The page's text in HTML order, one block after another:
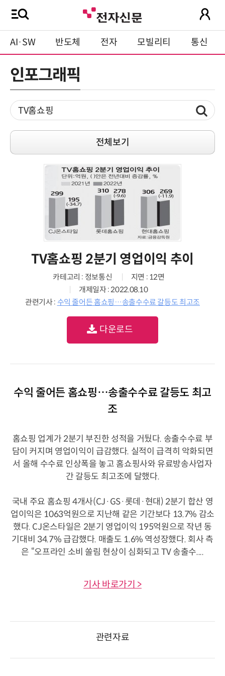
AI·SW 반도체 전자 모빌리티 통신
인포그래픽
전체보기
TV홈쇼핑 2분기 영업이익 추이
카테고리 : 정보통신
지면 : 12면
개제일자 : 2022.08.10
관련기사 : 수익 줄어든 홈쇼핑…송출수수료 갈등도 최고조
다운로드
수익 줄어든 홈쇼핑…송출수수료 갈등도 최고
조
홈쇼핑 업계가 2분기 부진한 성적을 거뒀다. 송출수수료 부
담이 커지며 영업이익이 급감했다. 실적이 급격히 악화되면
서 올해 수수료 인상폭을 놓고 홈쇼핑사와 유료방송사업자
간 갈등도 최고조에 달했다.
국내 주요 홈쇼핑 4개사(CJ·GS·롯데·현대) 2분기 합산 영
업이익은 1063억원으로 지난해 같은 기간보다 13.7% 감소
했다. CJ온스타일은 2분기 영업이익 195억원으로 작년 동
기대비 34.7% 급감했다. 매출도 1.6% 역성장했다. 회사 측
은 “오프라인 소비 쏠림 현상이 심화되고 TV 송출수....
기사 바로가기 >
관련자료